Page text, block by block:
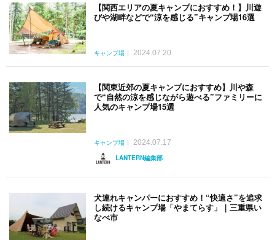
【関西エリアの夏キャンプにおすすめ！】川遊
びや湖畔などで“涼を感じる”キャンプ場16選
キャンプ場 2024.07.20
【関東近郊の夏キャンプにおすすめ】川や森
で“自然の涼を感じながら遊べる”ファミリーに
人気のキャンプ場15選
キャンプ場
2024.07.17
LANTERN編集部
犬連れキャンパーにおすすめ！“快適さ”を追求
し続けるキャンプ場「やまてらす」｜三重県い
なべ市